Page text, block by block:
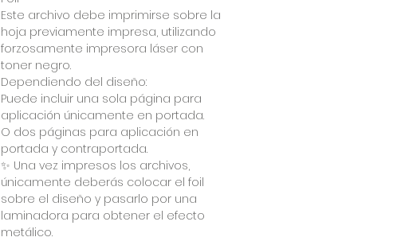
Este archivo debe imprimirse sobre la
hoja previamente impresa, utilizando
forzosamente impresora láser con
toner negro.
Dependiendo del diseño:
Puede incluir una sola página para
aplicación únicamente en portada.
O dos páginas para aplicación en
portada y contraportada.
✨ Una vez impresos los archivos,
únicamente deberás colocar el foil
sobre el diseño y pasarlo por una
laminadora para obtener el efecto
metálico.